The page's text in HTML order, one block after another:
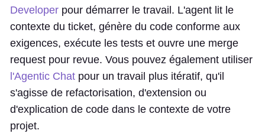
Developer pour démarrer le travail. L'agent lit le
contexte du ticket, génère du code conforme aux
exigences, exécute les tests et ouvre une merge
request pour revue. Vous pouvez également utiliser
l'Agentic Chat pour un travail plus itératif, qu'il
s'agisse de refactorisation, d'extension ou
d'explication de code dans le contexte de votre
projet.